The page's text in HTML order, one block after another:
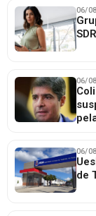
06/
06/
06/
de